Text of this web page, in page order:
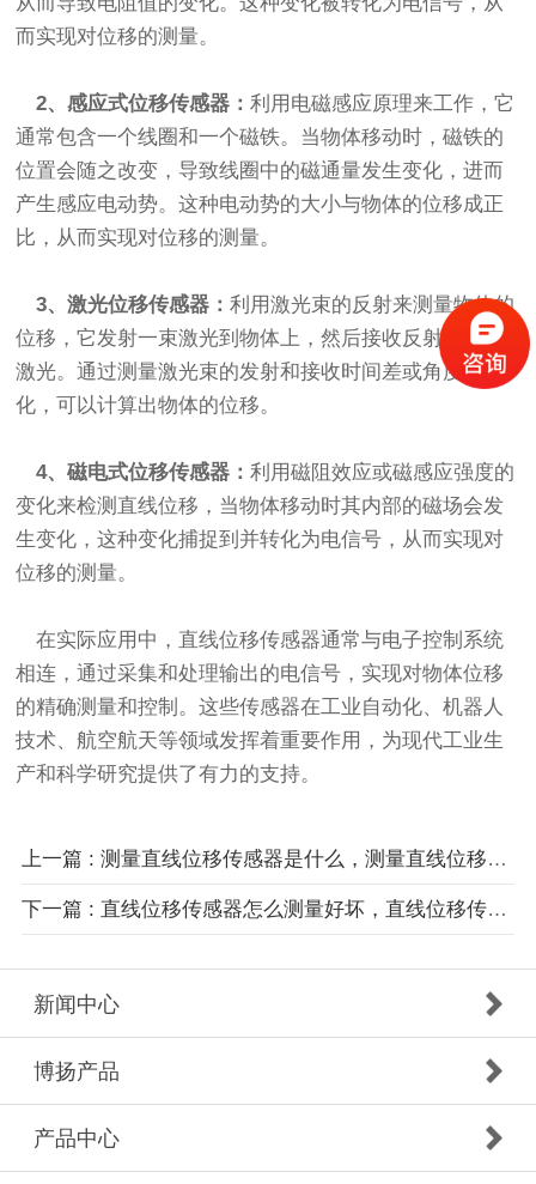
而实现对位移的测量。
2、感应式位移传感器：利用电磁感应原理来工作，它
通常包含一个线圈和一个磁铁。当物体移动时，磁铁的
位置会随之改变，导致线圈中的磁通量发生变化，进而
产生感应电动势。这种电动势的大小与物体的位移成正
比，从而实现对位移的测量。
3、激光位移传感器：利用激光束的反射来测量物体的
位移，它发射一束激光到物体上，然后接收反射回来的
激光。通过测量激光束的发射和接收时间差或角度变
化，可以计算出物体的位移。
4、磁电式位移传感器：利用磁阻效应或磁感应强度的
变化来检测直线位移，当物体移动时其内部的磁场会发
生变化，这种变化捕捉到并转化为电信号，从而实现对
位移的测量。
在实际应用中，直线位移传感器通常与电子控制系统
相连，通过采集和处理输出的电信号，实现对物体位移
的精确测量和控制。这些传感器在工业自动化、机器人
技术、航空航天等领域发挥着重要作用，为现代工业生
产和科学研究提供了有力的支持。
上一篇 : 测量直线位移传感器是什么，测量直线位移传感器有哪些类型？
下一篇 : 直线位移传感器怎么测量好坏，直线位移传感器的五个性能检测
新闻中心
博扬产品
产品中心